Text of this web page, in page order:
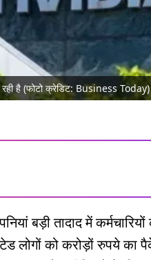
है (फोटो क्रेडिट: Business Today)
बड़ी तादाद में
लोगों को करोड़ों रुपये का